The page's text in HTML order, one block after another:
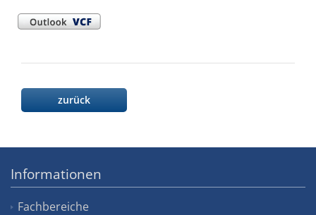
zurück
Informationen
Fachbereiche